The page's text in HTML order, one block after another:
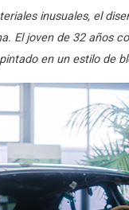
inusuales, el
El joven de 32 años
en un estilo de